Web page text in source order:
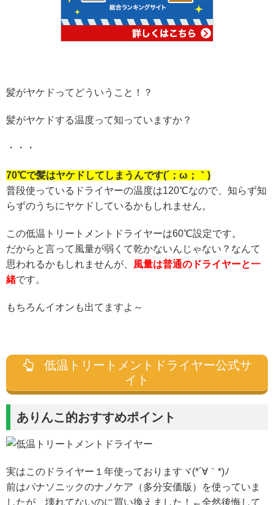
髪がヤケドってどういうこと！？
髪がヤケドする温度って知っていますか？
・・・
70℃で髪はヤケドしてしまうんです(´；ω；｀)
普段使っているドライヤーの温度は120℃なので、知らず知
らずのうちにヤケドしているかもしれません。
この低温トリートメントドライヤーは60℃設定です。
だからと言って風量が弱くて乾かないんじゃない？なんて
思われるかもしれませんが、 風量は普通のドライヤーと一
緒です。
もちろんイオンも出てますよ～
低温トリートメントドライヤー公式サ
イト
ありんこ的おすすめポイント
実はこのドライヤー１年使っておりますヾ(*´∀｀*)ﾉ
前はパナソニックのナノケア（多分安価版）を使っていま
したが、壊れてないのに買い換えました！←全然後悔して